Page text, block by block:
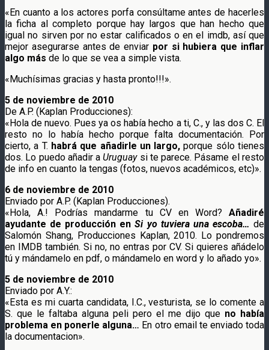
«En cuanto a los actores porfa consúltame antes de hacerles
la ficha al completo porque hay largos que han hecho que
igual no sirven por no estar calificados o en el imdb, así que
mejor asegurarse antes de enviar por si hubiera que inflar
algo más de lo que se vea a simple vista.
«Muchísimas gracias y hasta pronto!!!».
5 de noviembre de 2010
De A.P. (Kaplan Producciones):
«Hola de nuevo. Pues ya os había hecho a ti, C., y las dos C. El
resto no lo había hecho porque falta documentación. Por
cierto, a T. habrá que añadirle un largo, porque sólo tienes
dos. Lo puedo añadir a Uruguay si te parece. Pásame el resto
de info en cuanto la tengas (fotos, nuevos académicos, etc)».
6 de noviembre de 2010
Enviado por A.P. (Kaplan Producciones).
«Hola, A.! Podrías mandarme tu CV en Word? Añadiré
ayudante de producción en Si yo tuviera una escoba… de
Salomón Shang, Producciones Kaplan, 2010. Lo pondremos
en IMDB también. Si no, no entras por CV. Si quieres añádelo
tú y mándamelo en pdf, o mándamelo en word y lo añado yo».
5 de noviembre de 2010
Enviado por A.Y.:
«Esta es mi cuarta candidata, I.C., vesturista, se lo comente a
S. que le faltaba alguna peli pero el me dijo que no había
problema en ponerle alguna… En otro email te enviado toda
la documentacion».